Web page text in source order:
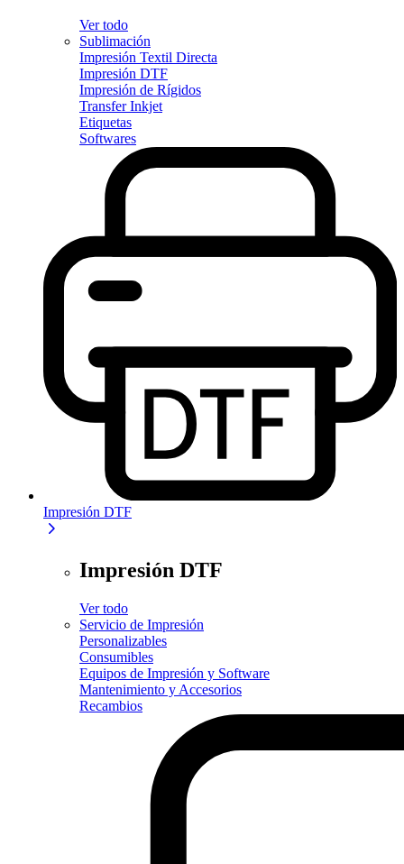
Ver todo
Sublimación
Impresión Textil Directa
Impresión DTF
Impresión de Rígidos
Transfer Inkjet
Etiquetas
Softwares
Impresión DTF
Impresión DTF
Ver todo
Servicio de Impresión
Personalizables
Consumibles
Equipos de Impresión y Software
Mantenimiento y Accesorios
Recambios